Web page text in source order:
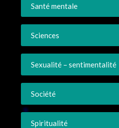
Santé mentale
Sciences
Sexualité – sentimentalité
Société
Spiritualité